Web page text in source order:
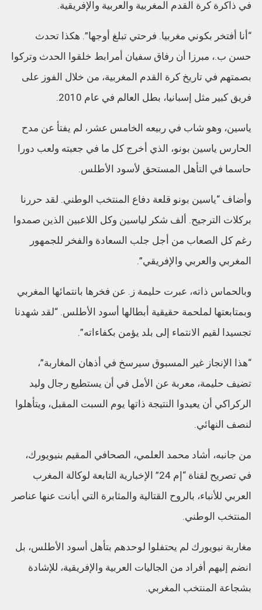
في ذاكرة كرة القدم المغربية والعربية والإفريقية.
“أنا أفتخر بكوني مغربيا. فرحتي تبلغ أوجها”. هكذا تحدث
حسن ب.، مبرزا أن رفاق سفيان أمرابط خلقوا الحدث وتركوا
بصمتهم في تاريخ كرة القدم المغربية، من خلال الفوز على
فريق كبير مثل إسبانيا، بطل العالم في عام 2010.
ياسين، وهو شاب في ربيعه الخامس عشر، لم يفتأ عن مدح
الحارس ياسين بونو، الذي أخرج كل ما في جعبته ولعب دورا
حاسما في التأهل المستحق لأسود الأطلس.
وأضاف “ياسين بونو قلعة دفاع المنتخب الوطني. لقد حررنا
بركلات الترجيح. ألف شكر لياسين وكل اللاعبين الذين صمدوا
رغم كل الصعاب من أجل جلب السعادة والفخر للجمهور
المغربي والعربي والإفريقي”.
وبالحماس ذاته، عبرت حليمة ز. عن فخرها بانتمائها المغربي
وبمتابعتها لملحمة حقيقية أبطالها أسود الأطلس. “لقد شهدنا
تجسيدا لقيم الانتماء إلى بلد يؤمن بكفاءاته”.
“هذا الإنجاز غير المسبوق سيرسخ في أذهان المغاربة”،
تضيف حليمة، معربة عن الأمل في أن يستطيع رجال وليد
الركراكي أن يعيدوا النتيجة ذاتها يوم السبت المقبل، ويتأهلوا
لنصف النهائي.
من جانبه، أشاد محمد العلمي، الصحافي المقيم بنيويورك،
في تصريح لقناة “إم 24” الإخبارية التابعة لوكالة المغرب
العربي للأنباء، بالروح القتالية والمثابرة التي أبانت عنها عناصر
المنتخب الوطني.
مغاربة نيويورك لم يحتفلوا لوحدهم بتأهل أسود الأطلس، بل
انضم إليهم أفراد من الجاليات العربية والإفريقية، للإشادة
بشجاعة المنتخب المغربي.